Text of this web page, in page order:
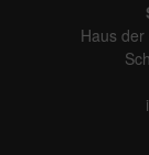
Haus